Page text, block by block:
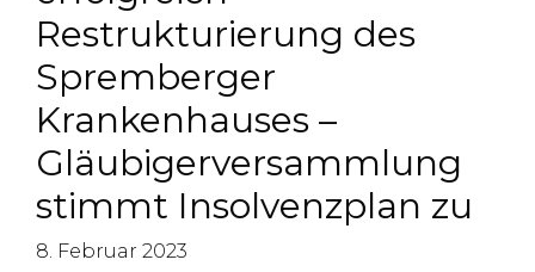
Restrukturierung des
Spremberger
Krankenhauses –
Gläubigerversammlung
stimmt Insolvenzplan zu
8. Februar 2023